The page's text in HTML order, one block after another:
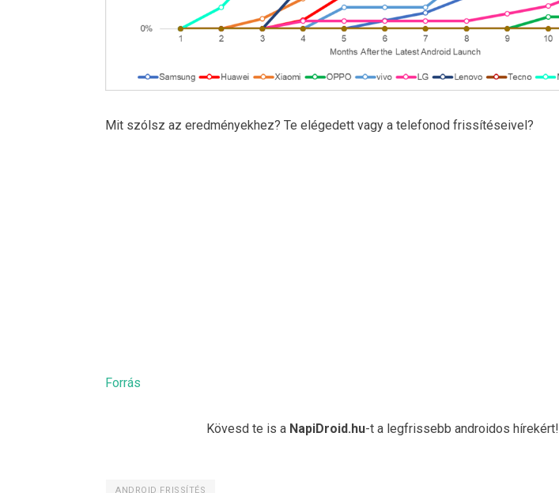
Mit szólsz az eredményekhez? Te elégedett vagy a telefonod frissítéseivel?
Forrás
Kövesd te is a NapiDroid.hu-t a legfrissebb androidos hírekért!
ANDROID FRISSÍTÉS